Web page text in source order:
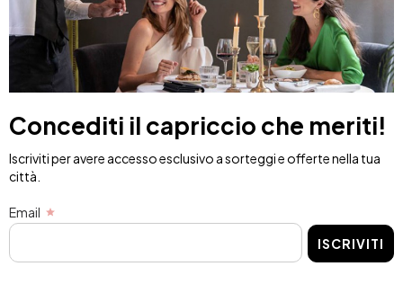
Concediti il capriccio che meriti!
Iscriviti per avere accesso esclusivo a sorteggi e offerte nella tua
città.
Email
ISCRIVITI